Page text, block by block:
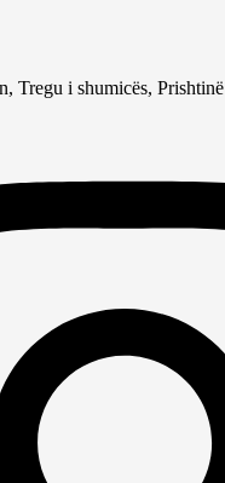
Tregu i shumicës, Prishtinë